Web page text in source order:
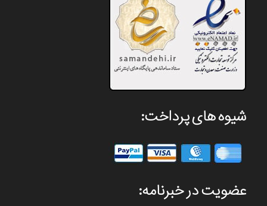
شیوه های پرداخت:
عضویت در خبرنامه: